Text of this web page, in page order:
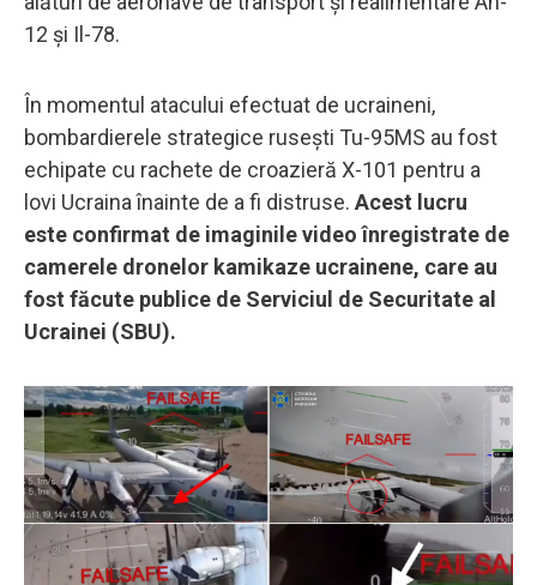
12 și Il-78.
În momentul atacului efectuat de ucraineni,
bombardierele strategice rusești Tu-95MS au fost
echipate cu rachete de croazieră X-101 pentru a
lovi Ucraina înainte de a fi distruse. Acest lucru
este confirmat de imaginile video înregistrate de
camerele dronelor kamikaze ucrainene, care au
fost făcute publice de Serviciul de Securitate al
Ucrainei (SBU).